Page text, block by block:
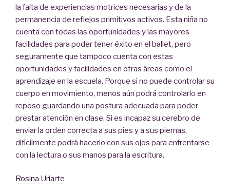
la falta de experiencias motrices necesarias y de la
permanencia de reflejos primitivos activos. Esta niña no
cuenta con todas las oportunidades y las mayores
facilidades para poder tener éxito en el ballet, pero
seguramente que tampoco cuenta con estas
oportunidades y facilidades en otras áreas como el
aprendizaje en la escuela. Porque si no puede controlar su
cuerpo en movimiento, menos aún podrá controlarlo en
reposo guardando una postura adecuada para poder
prestar atención en clase. Si es incapaz su cerebro de
enviar la orden correcta a sus pies y a sus piernas,
difícilmente podrá hacerlo con sus ojos para enfrentarse
con la lectura o sus manos para la escritura.
Rosina Uriarte